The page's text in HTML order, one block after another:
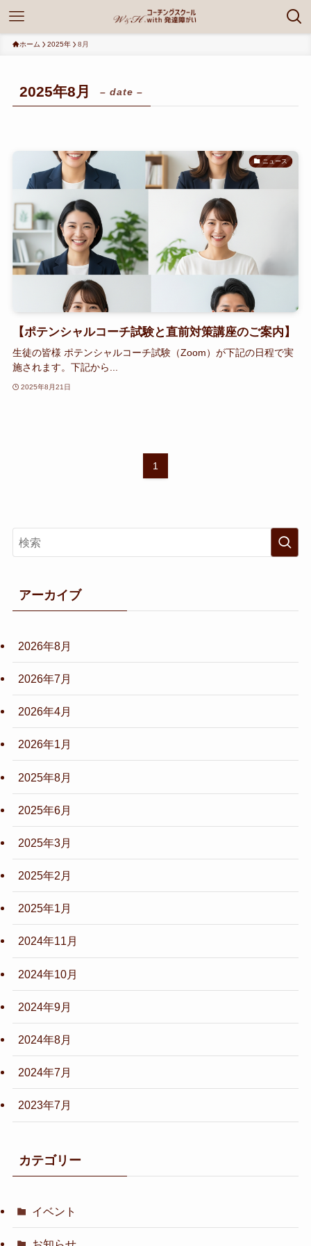
ホーム 2025年 8月
2025年8月 – date –
ニュース
【ポテンシャルコーチ試験と直前対策講座のご案内】
生徒の皆様 ポテンシャルコーチ試験（Zoom）が下記の日程で実
施されます。下記から...
2025年8月21日
1
アーカイブ
2026年8月
2026年7月
2026年4月
2026年1月
2025年8月
2025年6月
2025年3月
2025年2月
2025年1月
2024年11月
2024年10月
2024年9月
2024年8月
2024年7月
2023年7月
カテゴリー
イベント